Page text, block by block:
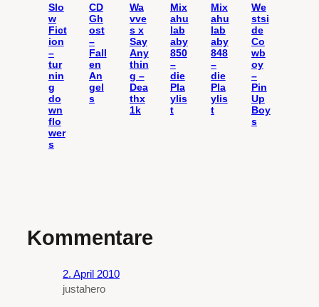
Slo
w
Fict
ion
–
tur
nin
g
do
wn
flo
wer
s
CD
Gh
ost
–
Fall
en
An
gel
s
Wa
vve
s x
Say
Any
thin
g –
Dea
thx
1k
Mix
ahu
lab
aby
850
–
die
Pla
ylis
t
Mix
ahu
lab
aby
848
–
die
Pla
ylis
t
We
stsi
de
Co
wb
oy
–
Pin
Up
Boy
s
Kommentare
2. April 2010
justahero